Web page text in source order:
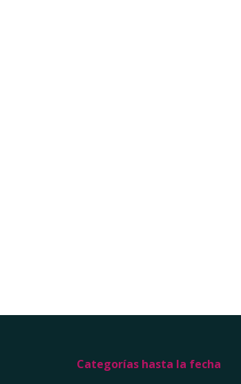
Categorías hasta la fecha